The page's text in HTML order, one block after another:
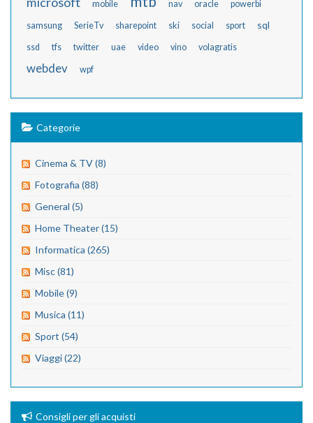
mobile nav oracle powerbi
samsung SerieTv sharepoint ski social sport sql
ssd tfs twitter uae video vino volagratis
webdev wpf
Categorie
Cinema & TV (8)
Fotografia (88)
General (5)
Home Theater (15)
Informatica (265)
Misc (81)
Mobile (9)
Musica (11)
Sport (54)
Viaggi (22)
Consigli per gli acquisti